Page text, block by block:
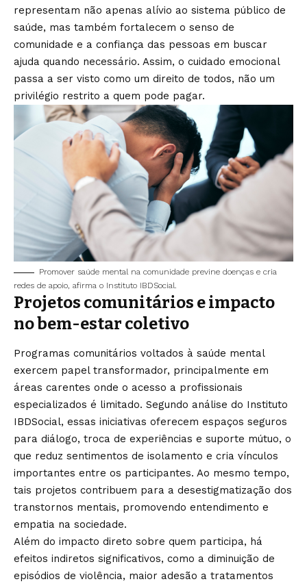
representam não apenas alívio ao sistema público de
saúde, mas também fortalecem o senso de
comunidade e a confiança das pessoas em buscar
ajuda quando necessário. Assim, o cuidado emocional
passa a ser visto como um direito de todos, não um
privilégio restrito a quem pode pagar.
Promover saúde mental na comunidade previne doenças e cria
redes de apoio, afirma o Instituto IBDSocial.
Projetos comunitários e impacto
no bem-estar coletivo
Programas comunitários voltados à saúde mental
exercem papel transformador, principalmente em
áreas carentes onde o acesso a profissionais
especializados é limitado. Segundo análise do Instituto
IBDSocial, essas iniciativas oferecem espaços seguros
para diálogo, troca de experiências e suporte mútuo, o
que reduz sentimentos de isolamento e cria vínculos
importantes entre os participantes. Ao mesmo tempo,
tais projetos contribuem para a desestigmatização dos
transtornos mentais, promovendo entendimento e
empatia na sociedade.
Além do impacto direto sobre quem participa, há
efeitos indiretos significativos, como a diminuição de
episódios de violência, maior adesão a tratamentos